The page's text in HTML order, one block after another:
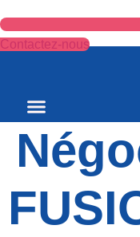
Contactez-nous